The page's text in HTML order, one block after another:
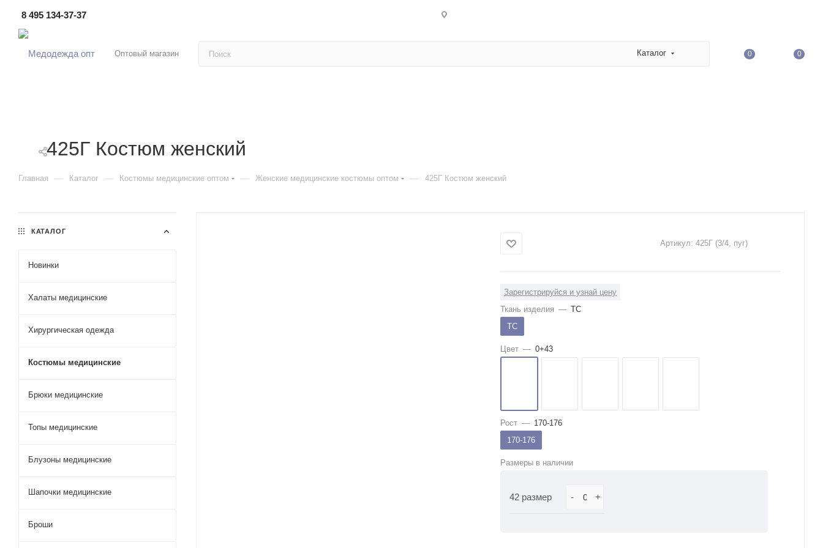
8 495 134-37-37
Оптовый магазин Каталог 0 0
425Г Костюм женский
Главная — Каталог — Костюмы медицинские оптом — Женские медицинские костюмы оптом — 425Г Костюм женский
Артикул: 425Г (3/4, пуг)
Зарегистрируйся и узнай цену
Ткань изделия — ТС
ТС
Цвет — 0+43
Рост — 170-176
170-176
Размеры в наличии
42 размер - +
КАТАЛОГ
Новинки
Халаты медицинские
Хирургическая одежда
Костюмы медицинские
Брюки медицинские
Топы медицинские
Блузоны медицинские
Шапочки медицинские
Броши